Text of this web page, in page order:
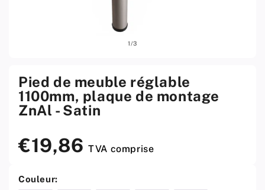
w
menu
modal
1/sur
3
Pied de meuble réglable
1100mm, plaque de montage
ZnAl - Satin
Prix
standard
€19,86TVA comprise
Couleur: